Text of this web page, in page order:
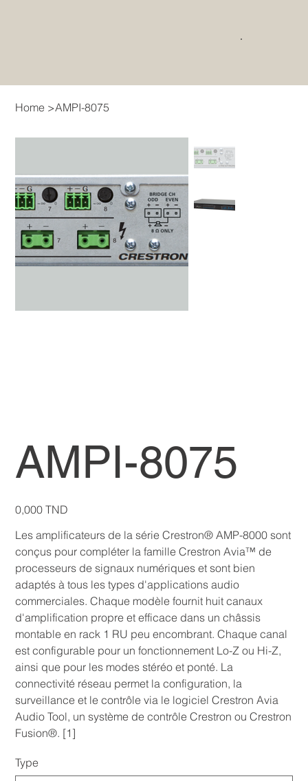
Home >AMPI-8075
AMPI-8075
Prix
0,000 TND
Les amplificateurs de la série Crestron® AMP-8000 sont
conçus pour compléter la famille Crestron Avia™ de
processeurs de signaux numériques et sont bien
adaptés à tous les types d'applications audio
commerciales. Chaque modèle fournit huit canaux
d'amplification propre et efficace dans un châssis
montable en rack 1 RU peu encombrant. Chaque canal
est configurable pour un fonctionnement Lo-Z ou Hi-Z,
ainsi que pour les modes stéréo et ponté. La
connectivité réseau permet la configuration, la
surveillance et le contrôle via le logiciel Crestron Avia
Audio Tool, un système de contrôle Crestron ou Crestron
Fusion®. [1]
Type